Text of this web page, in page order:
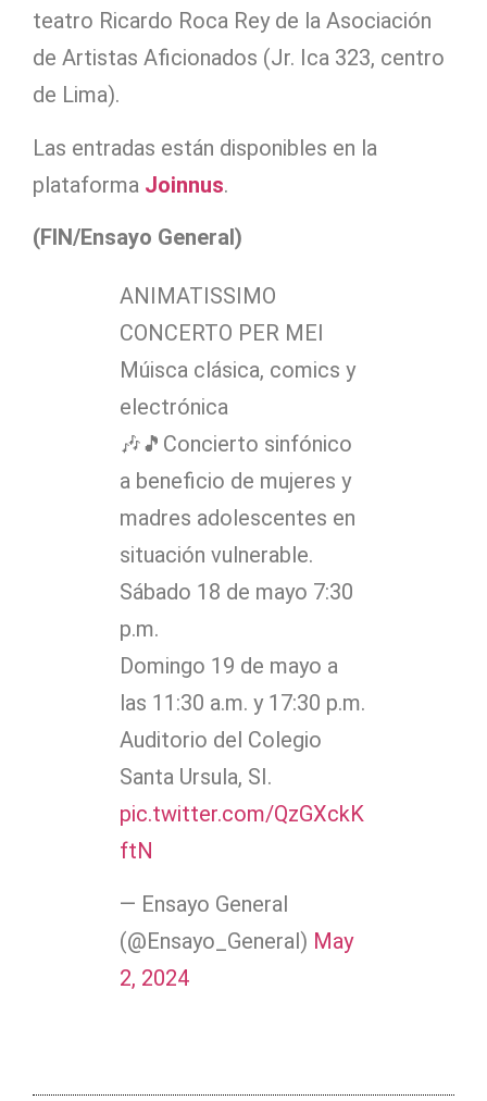
teatro Ricardo Roca Rey de la Asociación
de Artistas Aficionados (Jr. Ica 323, centro
de Lima).
Las entradas están disponibles en la
plataforma Joinnus.
(FIN/Ensayo General)
ANIMATISSIMO
CONCERTO PER MEI
Múisca clásica, comics y
electrónica
🎶🎵Concierto sinfónico
a beneficio de mujeres y
madres adolescentes en
situación vulnerable.
Sábado 18 de mayo 7:30
p.m.
Domingo 19 de mayo a
las 11:30 a.m. y 17:30 p.m.
Auditorio del Colegio
Santa Ursula, SI.
pic.twitter.com/QzGXckK
ftN
— Ensayo General
(@Ensayo_General) May
2, 2024